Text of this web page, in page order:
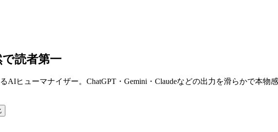
読者第一
ヒューマナイザー。ChatGPT・Gemini・Claudeなどの出力を滑らかで本物